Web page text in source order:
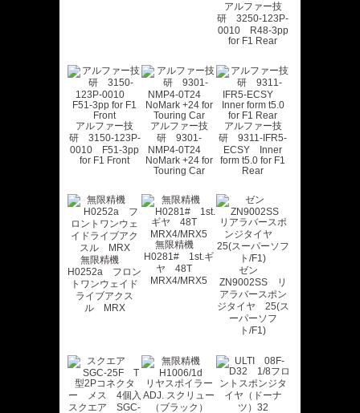
アルファー技
研 3250-123P-
0010 R48-3pp
for F1 Rear
アルファー技
研 3150-123P-
0010 F51-3pp
for F1 Front
アルファー技
研 9301-
NMP4-0T24
NoMark +24 for
Touring Car
アルファー技
研 9311-IFR5-
ECSY Inner
form t5.0 for F1
Rear
無限精機
H0252a フロン
トワンウェイド
ライブアクス
ル MRX
無限精機
H0281# 1st.ギ
ヤ 48T
MRX4/MRX5
ゼン
ZN9002SS リ
アラバースポン
ジタイヤ 25(ス
ーパーソフ
ト/F1)
スクエア SGC-